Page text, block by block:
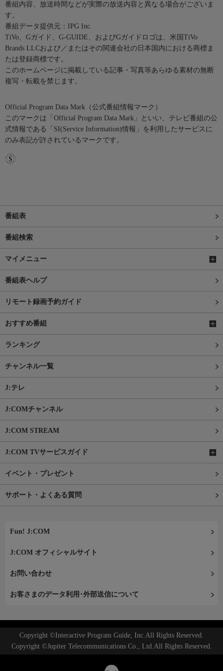
番組内容、放送時間などが実際の放送内容と異なる場合がございま
す。
番組データ提供元：IPG Inc.
TiVo、Gガイド、G-GUIDE、およびGガイドロゴは、米国TiVo
Brands LLCおよび／またはその関連会社の日本国内における商標ま
たは登録商標です。
このホームページに掲載している記事・写真等あらゆる素材の無断
複写・転載を禁じます。
Official Program Data Mark（公式番組情報マーク）
このマークは「Official Program Data Mark」といい、テレビ番組の公
式情報である「SI(Service Information)情報」を利用したサービスに
のみ表記が許されているマークです。
番組表
番組検索
マイメニュー
番組表ヘルプ
リモート録画予約ガイド
おすすめ番組
ランキング
チャンネル一覧
J:テレ
J:COMチャンネル
J:COM STREAM
J:COM TVサービスガイド
イベント・プレゼント
サポート・よくある質問
Fun! J:COM
J:COM オフィシャルサイト
お問い合わせ
お客さまのデータ利用･外部送信について
Copyright ©Interactive Program Guide, Inc.All Rights Reserved.
Copyright ©Jupiter Telecommunications Co., Ltd.All Rights Reserved.